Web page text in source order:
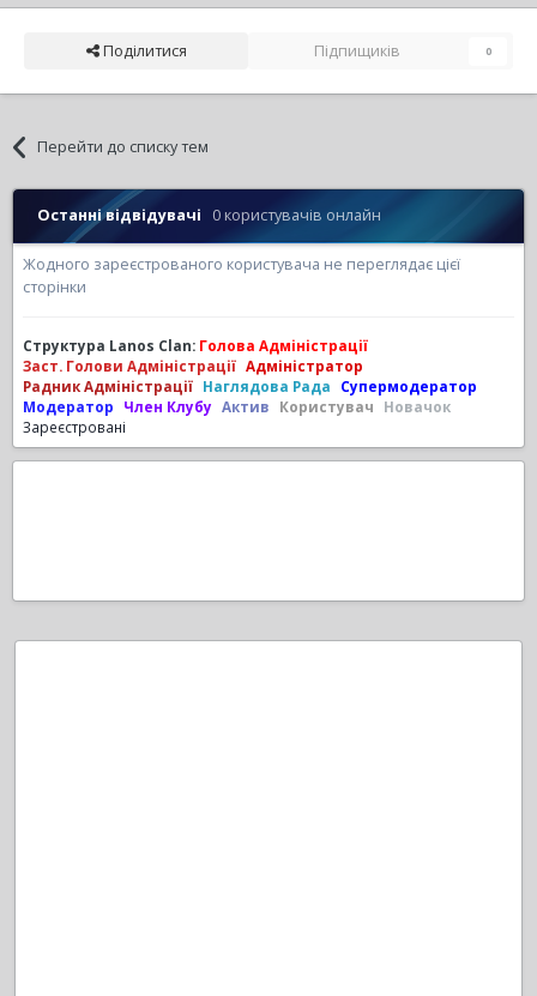
Поділитися Підпищиків 0
Перейти до списку тем
Останні відвідувачі 0 користувачів онлайн
Жодного зареєстрованого користувача не переглядає цієї
сторінки
Структура Lanos Clan: Голова Адміністрації
Заст. Голови Адміністрації Адміністратор
Радник Адміністрації Наглядова Рада
Супермодератор
Модератор
Член Клубу Актив Користувач
Новачок
Зареєстровані